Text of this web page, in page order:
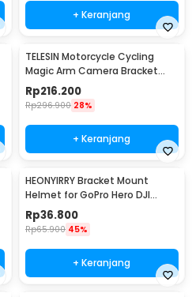
+ Keranjang
TELESIN Motorcycle Cycling
Magic Arm Camera Bracket
Mount Clip GoPro - GP-HBM-
001
Rp216.200
Rp296.900 28%
+ Keranjang
HEONYIRRY Bracket Mount
Helmet for GoPro Hero DJI
Action Camera - HE11
Rp36.800
Rp65.900 45%
+ Keranjang